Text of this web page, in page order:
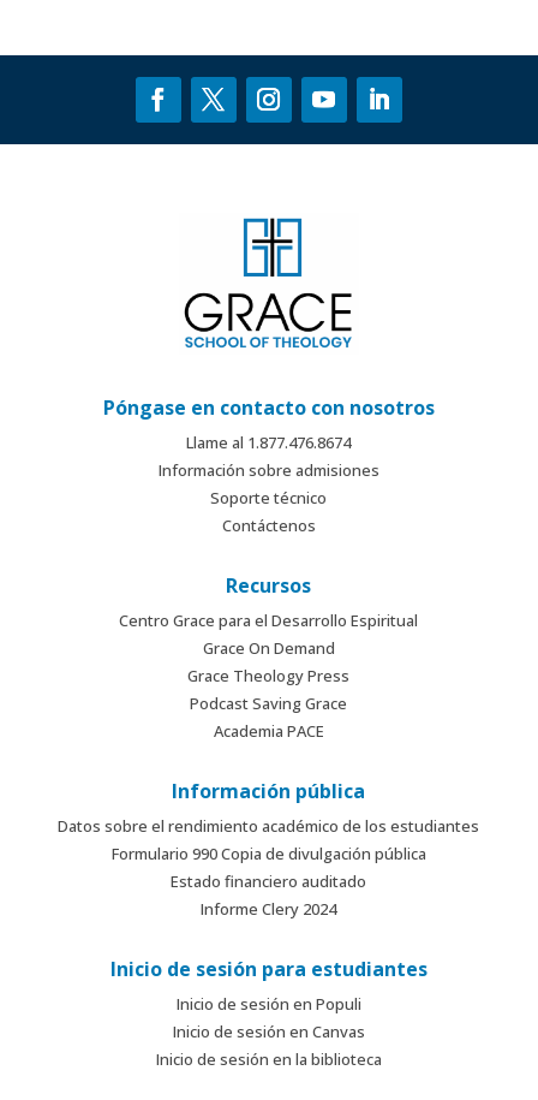
Póngase en contacto con nosotros
Llame al 1.877.476.8674
Información sobre admisiones
Soporte técnico
Contáctenos
Recursos
Centro Grace para el Desarrollo Espiritual
Grace On Demand
Grace Theology Press
Podcast Saving Grace
Academia PACE
Información pública
Datos sobre el rendimiento académico de los estudiantes
Formulario 990 Copia de divulgación pública
Estado financiero auditado
Informe Clery 2024
Inicio de sesión para estudiantes
Inicio de sesión en Populi
Inicio de sesión en Canvas
Inicio de sesión en la biblioteca